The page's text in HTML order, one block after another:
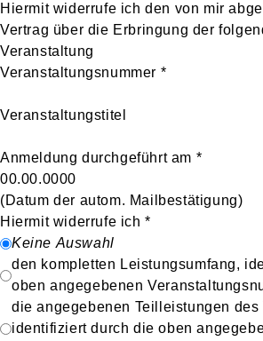
Hiermit widerrufe ich den von mir
Vertrag über die Erbringung der
Veranstaltung
Veranstaltungsnummer *
Veranstaltungstitel
Anmeldung durchgeführt am *
(Datum der autom. Mailbestätigung)
Hiermit widerrufe ich *
Keine Auswahl
den kompletten Leistungsumfang,
oben angegebenen
die angegebenen Teilleistungen des
identifiziert durch die oben